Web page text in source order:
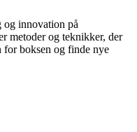
og innovation på
metoder og teknikker, der
boksen og finde nye